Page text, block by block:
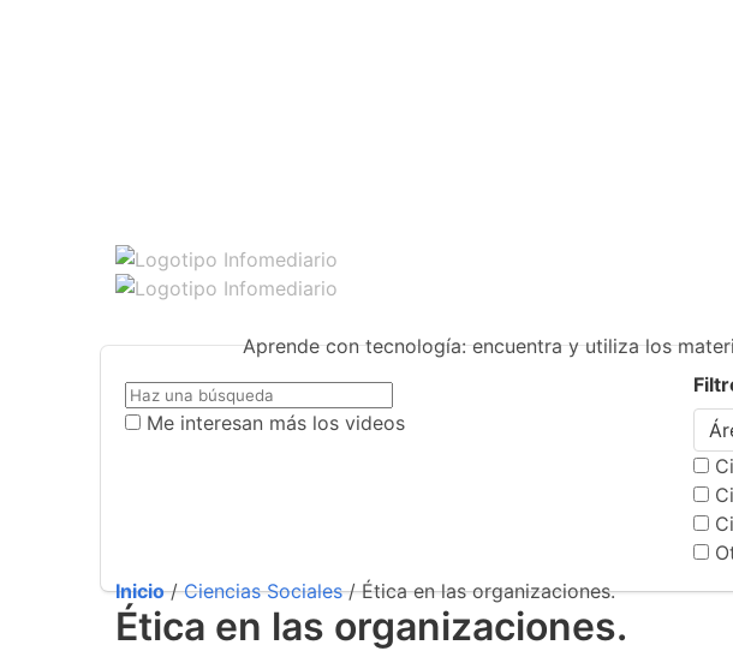
Aprende con tecnología: encuentra y utiliza los
Me interesan más los videos
Inicio/Ciencias Sociales/ Ética en las organizaciones.
Ética en las organizaciones.